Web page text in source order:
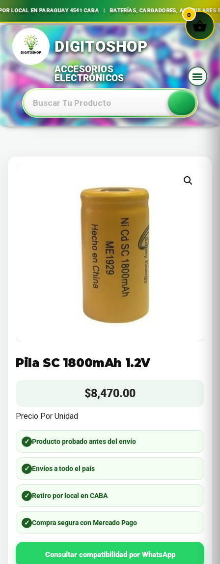
EN PARAGUAY 4541 CABA | BATERÍAS, CARGADORES, AURICULARES E
Ir
al
contenido
Pila SC 1800mAh 1.2V
$8,470.00
Precio Por Unidad
✓ Producto probado antes del envío
✓ Envíos a todo el país
✓ Retiro por local en CABA
✓ Compra segura con Mercado Pago
Consultar compatibilidad por WhatsApp
0